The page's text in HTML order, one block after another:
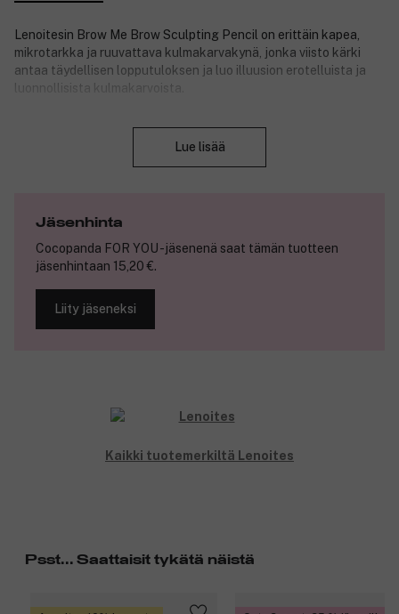
Lenoitesin Brow Me Brow Sculpting Pencil on erittäin kapea,
mikrotarkka ja ruuvattava kulmakarvakynä, jonka viisto kärki
antaa täydellisen lopputuloksen ja luo illuusion erotelluista ja
luonnollisista kulmakarvoista.
Erittäin ohut ja mikrotarkka kärki.
Kulmaharja antaa pehmeästi erotellun ja luonnollisen
Helppo käyttää.
Tuotenumero:3262647
Lue lisää
Jäsenhinta
Cocopanda FOR YOU -jäsenenä saat tämän tuotteen
jäsenhintaan 15,20 €.
Liity jäseneksi
Kaikki tuotemerkiltä Lenoites
Psst... Saattaisit tykätä näistä